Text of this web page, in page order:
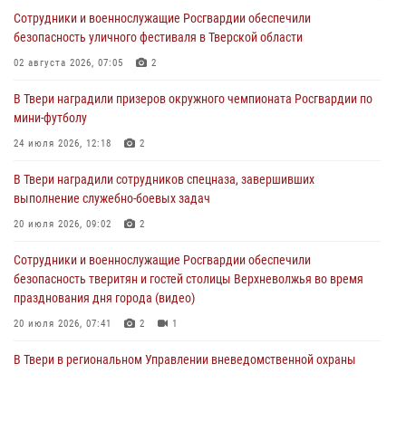
В Твери наградили призеров окружного чемпионата Росгвардии по
мини-футболу
24 июля 2026, 12:18 2
Росгвардейцы оказали помощь водителю на дороге в городе Кашин
22 июля 2026, 08:35
Представители Росгвардии провели спортивно — патриотическое
мероприятие для воспитанников летнего лагеря в Тверской области
(видео)
Сотрудники и военнослужащие Росгвардии обеспечили
безопасность уличного фестиваля в Тверской области
02 августа 2026, 07:05 2
В Твери наградили призеров окружного чемпионата Росгвардии по
мини-футболу
24 июля 2026, 12:18 2
В Твери наградили сотрудников спецназа, завершивших
выполнение служебно-боевых задач
20 июля 2026, 09:02 2
Сотрудники и военнослужащие Росгвардии обеспечили
безопасность тверитян и гостей столицы Верхневолжья во время
празднования дня города (видео)
20 июля 2026, 07:41 2 1
В Твери в региональном Управлении вневедомственной охраны